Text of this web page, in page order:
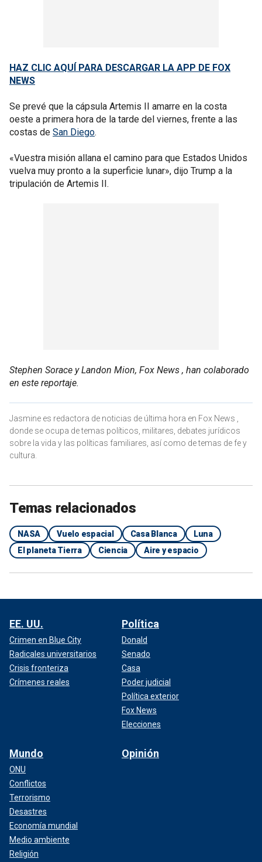
HAZ CLIC AQUÍ PARA DESCARGAR LA APP DE FOX
NEWS
Se prevé que la cápsula Artemis II amarre en la costa
oeste a primera hora de la tarde del viernes, frente a las
costas de San Diego.
«Vuestra misión allana el camino para que Estados Unidos
vuelva muy pronto a la superficie lunar», dijo Trump a la
tripulación de Artemis II.
Stephen Sorace y Landon Mion, Fox News , han colaborado
en este reportaje.
Jasmine es redactora de noticias de última hora en Fox News ,
donde se ocupa de temas políticos, militares, debates jurídicos
sobre la vida y las políticas familiares, así como de temas de fe y
cultura.
Temas relacionados
NASA Vuelo espacial Casa Blanca
Luna
El planeta Tierra
Ciencia Aire y espacio
EE. UU.
Crimen en Blue City
Radicales universitarios
Crisis fronteriza
Crímenes reales
Política
Donald
Senado
Casa
Poder judicial
Política exterior
Fox News
Elecciones
Mundo
ONU
Conflictos
Terrorismo
Desastres
Economía mundial
Medio ambiente
Religión
Opinión